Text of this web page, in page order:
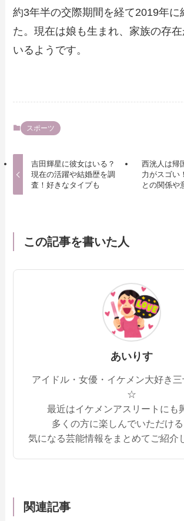
約3年半の交際期間を経て2019年に
た。現在は娘も生まれ、家族の存
いるようです。
スポーツ
吉田輝星に彼女はいる？
現在の活躍や結婚歴を調
査！好きなタイプも
西洸人は帰
力がスゴい
との関係や
この記事を書いた人
あいりす
アイドル・女優・イケメン大好き
☆
最近はイケメンアスリートにも
多くの方に楽しんでいただける
気になる芸能情報をまとめてご紹介
関連記事